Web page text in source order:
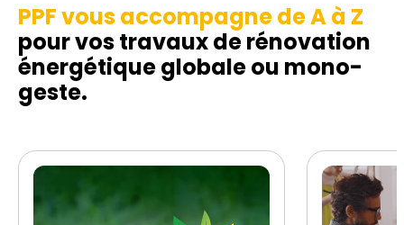
PPF vous accompagne de A à Z
pour vos travaux de rénovation
énergétique globale ou mono-
geste.